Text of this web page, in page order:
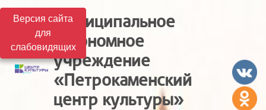
Версия сайта
для
слабовидящих
Муниципальное
автономное
учреждение
«Петрокаменский
центр культуры»